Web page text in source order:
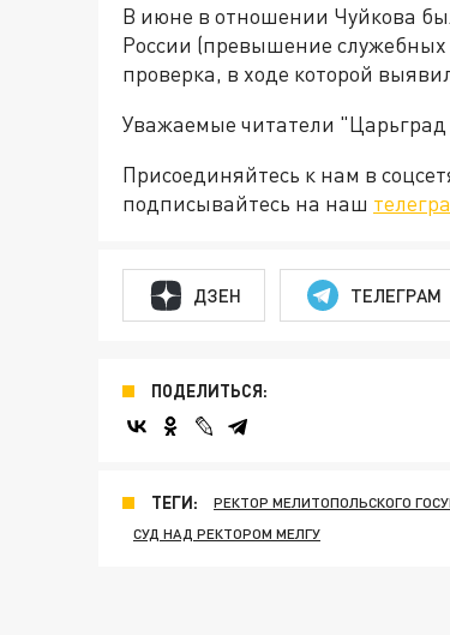
В июне в отношении Чуйкова
России (превышение
проверка, в ходе которой
Уважаемые читатели
Присоединяйтесь к нам в
подписывайтесь на наш
ДЗЕН ТЕЛЕГРАМ
ПОДЕЛИТЬСЯ:
ТЕГИ: РЕКТОР МЕЛИТОПОЛЬСКОГО
СУД НАД РЕКТОРОМ МЕЛГУ